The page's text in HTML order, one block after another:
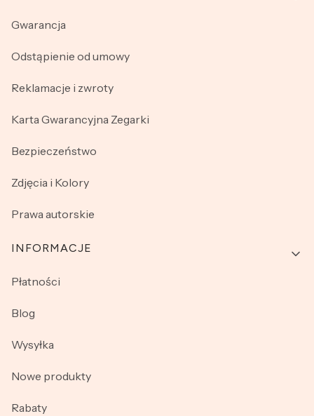
Gwarancja
Odstąpienie od umowy
Reklamacje i zwroty
Karta Gwarancyjna Zegarki
Bezpieczeństwo
Zdjęcia i Kolory
Prawa autorskie
INFORMACJE
Płatności
Blog
Wysyłka
Nowe produkty
Rabaty